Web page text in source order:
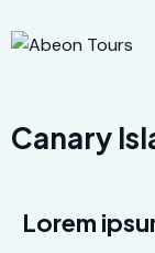
Canary
Lorem